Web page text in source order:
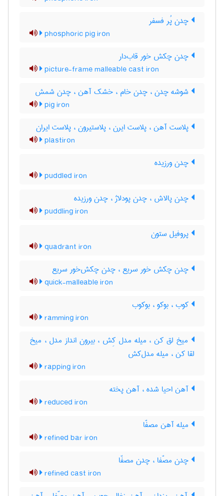
چدن پُر فسفر
phosphoric pig iron
چدن چکش خور قاب‌دار
picture-frame malleable cast iron
شوشه چدن ، چدن خام ، خشک آهن ، چدن شمش
pig iron
پلاست آهن ، پلاست ایرن ، پلاستیرون ، پلاست ایران
plastiron
چدن ورزیده
puddled iron
چدن پالاش ، چدن پودلاژ ، چدن ورزیده
puddling iron
پروفیل ستون
quadrant iron
چدن چکش خور سریع ، چدن چکش‌خور سریع
quick-malleable iron
کوب ، بوکو ، بوکوب
ramming iron
میخ لق کن ، میله مدل کِش ، بیرون انداز مدل ، میخ
لقا کن ، میله مدل‌کش
rapping iron
آهن احیا شده ، آهن پخته
reduced iron
میله آهن مصفّا
refined bar iron
چدن مصّفا ، چدن مصفّا
refined cast iron